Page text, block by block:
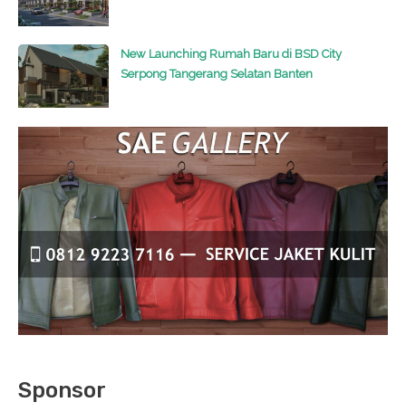
New Launching Rumah Baru di BSD City
Serpong Tangerang Selatan Banten
Sponsor